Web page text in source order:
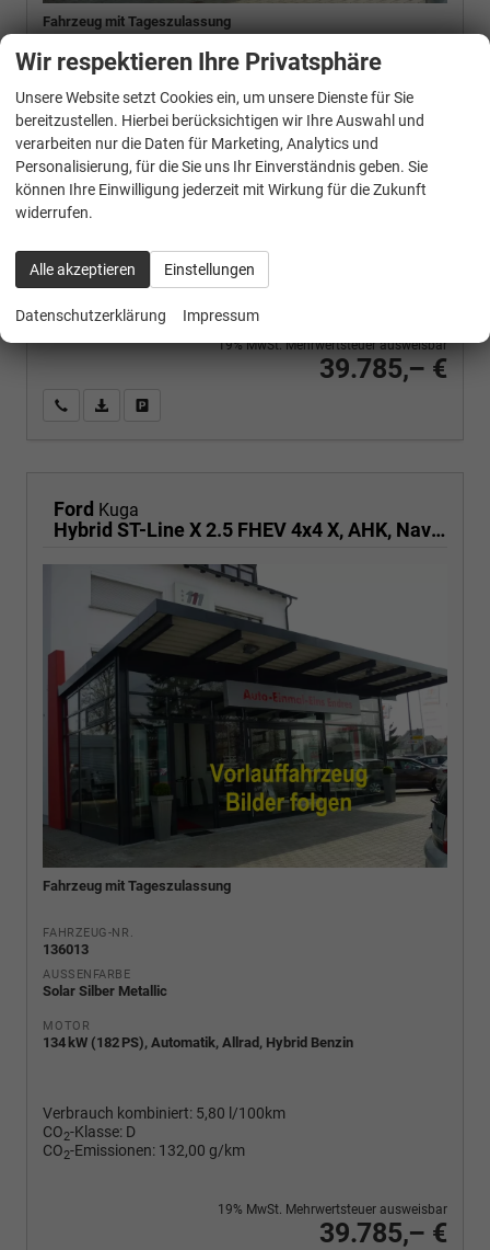
Fahrzeug mit Tageszulassung
FAHRZEUG-NR.
Agate Black Metallic
MOTOR
134 kW (182 PS), Automatik, Allrad, Hybrid Benzin
Verbrauch kombiniert:5,80 l/100km
CO2-Klasse:D
CO2-Emissionen:132,00 g/km
39.785,– €
19% MwSt. Mehrwertsteuer ausweisbar
Wir rufen Sie anPDF-Fahrzeugexposé drucken
Ford Kuga
Hybrid ST-Line X 2.5 FHEV 4x4 X, AHK, Navi, AreaView, Sound, Side, el. Klappe, Winter, 5 J.-Garantie
Fahrzeug mit Tageszulassung
FAHRZEUG-NR.
136013
AUSSENFARBE
Solar Silber Metallic
MOTOR
134 kW (182 PS), Automatik, Allrad, Hybrid Benzin
Verbrauch kombiniert: 5,80 l/100km
CO2-Klasse: D
CO2-Emissionen: 132,00 g/km
39.785,– €
19% MwSt. Mehrwertsteuer ausweisbar
Wir respektieren Ihre Privatsphäre
Unsere Website setzt Cookies ein, um unsere Dienste für Sie
bereitzustellen. Hierbei berücksichtigen wir Ihre Auswahl und
verarbeiten nur die Daten für Marketing, Analytics und
Personalisierung, für die Sie uns Ihr Einverständnis geben. Sie
können Ihre Einwilligung jederzeit mit Wirkung für die Zukunft
widerrufen.
Alle akzeptieren Einstellungen
Datenschutzerklärung Impressum